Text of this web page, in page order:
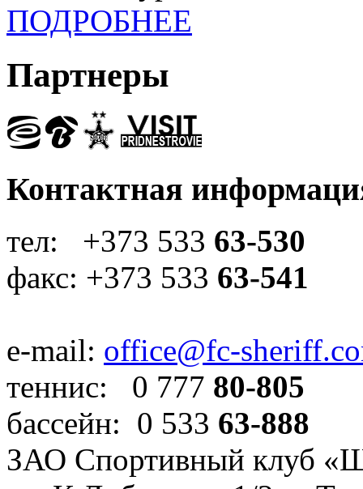
ПОДРОБНЕЕ
Партнеры
Контактная
тел: +373 533 63-530
факс: +373 533 63-541
e-mail: office@fc-
теннис: 0 777 80-805
бассейн: 0 533 63-888
ЗАО Спортивный клуб